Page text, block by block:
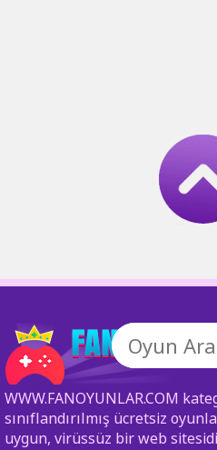
WWW.FANOYUNLAR.COM
sınıflandırılmış ücretsiz
uygun, virüssüz bir web